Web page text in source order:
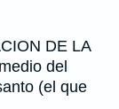
DE LA
del
(el que